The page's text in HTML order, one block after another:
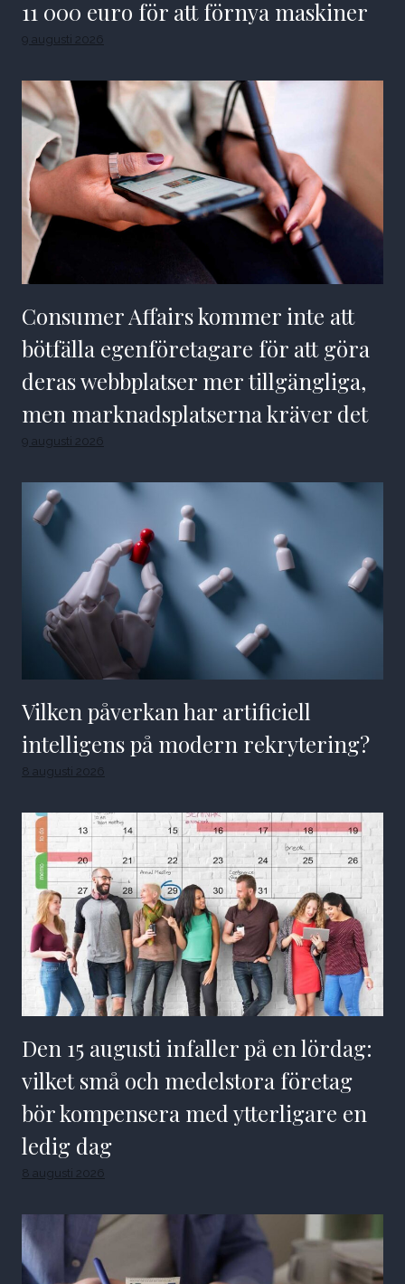
11 000 euro för att förnya maskiner
9 augusti 2026
Consumer Affairs kommer inte att
bötfälla egenföretagare för att göra
deras webbplatser mer tillgängliga,
men marknadsplatserna kräver det
9 augusti 2026
Vilken påverkan har artificiell
intelligens på modern rekrytering?
8 augusti 2026
Den 15 augusti infaller på en lördag:
vilket små och medelstora företag
bör kompensera med ytterligare en
ledig dag
8 augusti 2026